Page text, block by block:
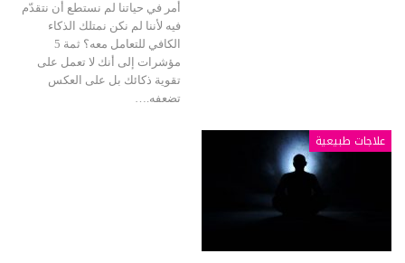
أمر في حياتنا لم نستطع أن نتقدّم
فيه لأننا لم نكن نمتلك الذكاء
الكافي للتعامل معه؟ ثمة 5
مؤشرات إلى أنك لا تعمل على
تقوية ذكائك بل على العكس
تضعفه.…
علاجات طبيعية